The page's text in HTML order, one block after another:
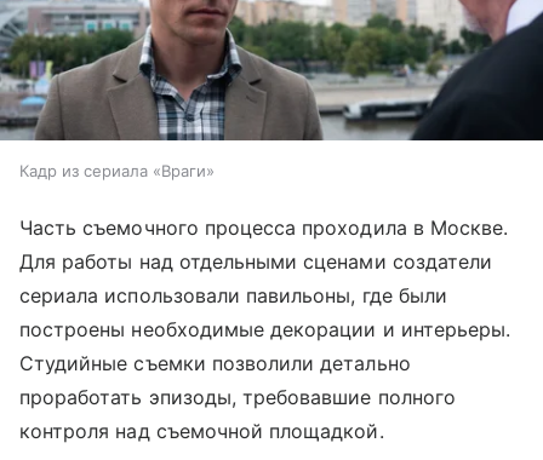
Кадр из сериала «Враги»
Часть съемочного процесса проходила в Москве.
Для работы над отдельными сценами создатели
сериала использовали павильоны, где были
построены необходимые декорации и интерьеры.
Студийные съемки позволили детально
проработать эпизоды, требовавшие полного
контроля над съемочной площадкой.